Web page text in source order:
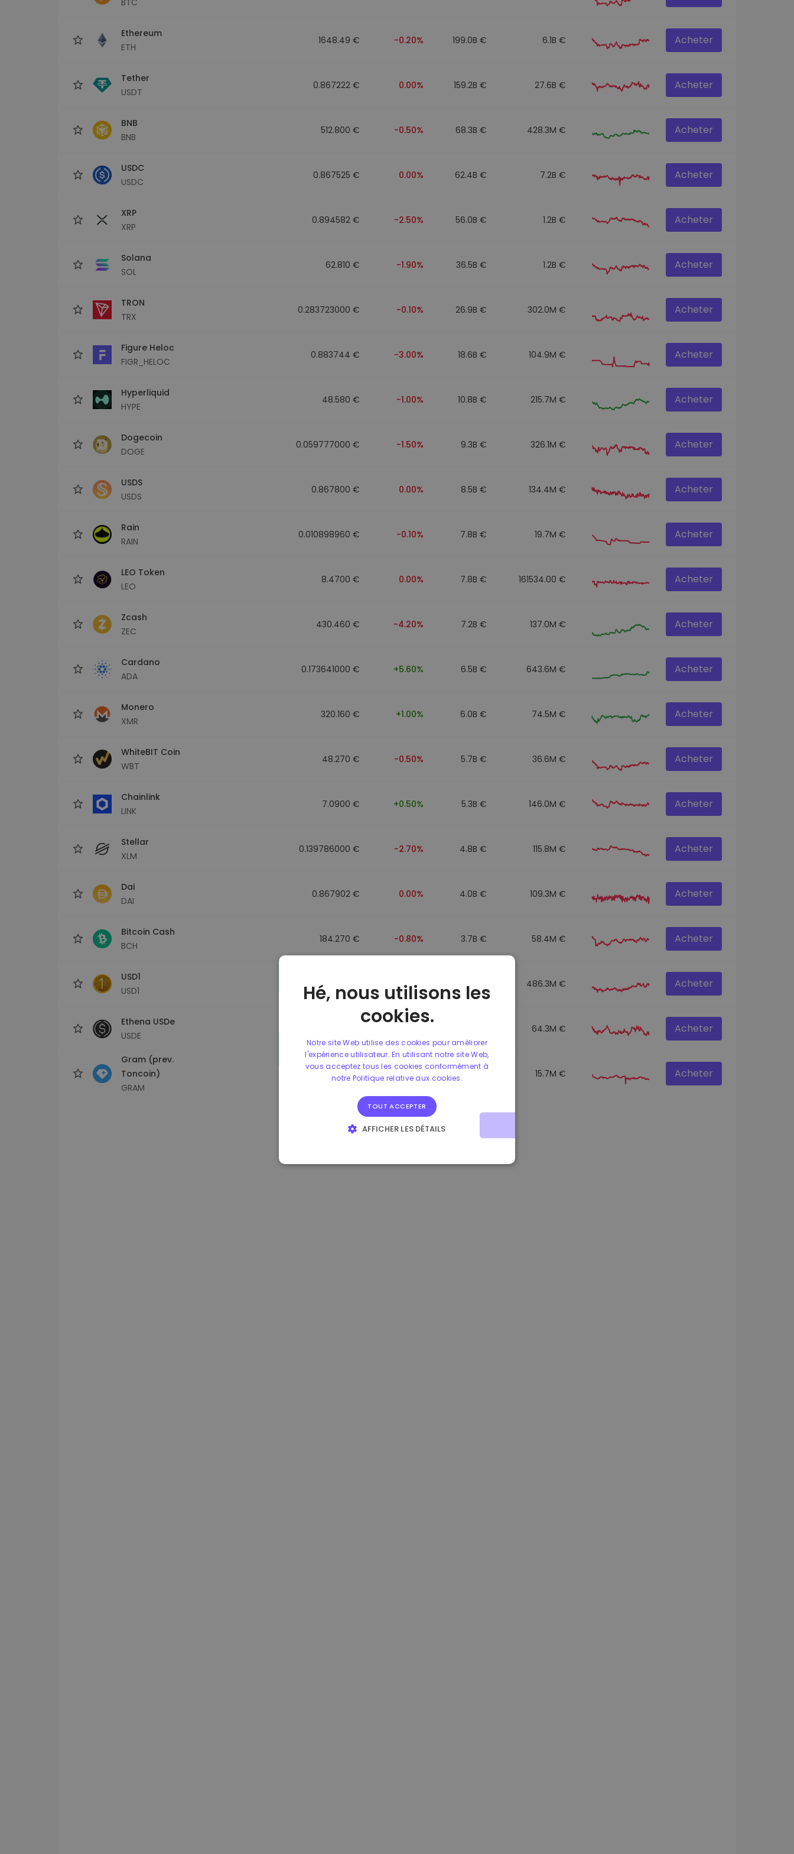
Ethereum
ETH
1648.49 € -0.20% 199.0B € 6.1B € Acheter
Tether
USDT
0.867222 € 0.00% 159.2B € 27.6B € Acheter
BNB
BNB
512.800 € -0.50% 68.3B € 428.3M € Acheter
USDC
USDC
0.867525 € 0.00% 62.4B € 7.2B € Acheter
XRP
XRP
0.894582 € -2.50% 56.0B € 1.2B € Acheter
Solana
SOL
62.810 € -1.90% 36.5B € 1.2B € Acheter
TRON
TRX
0.283723000 € -0.10% 26.9B € 302.0M € Acheter
Figure Heloc
FIGR_HELOC
0.883744 € -3.00% 18.6B € 104.9M € Acheter
Hyperliquid
HYPE
48.580 € -1.00% 10.8B € 215.7M € Acheter
Dogecoin
DOGE
0.059777000 € -1.50% 9.3B € 326.1M € Acheter
USDS
USDS
0.867800 € 0.00% 8.5B € 134.4M € Acheter
Rain
RAIN
0.010898960 € -0.10% 7.8B € 19.7M € Acheter
LEO Token
LEO
8.4700 € 0.00% 7.8B € 161534.00 € Acheter
Zcash
ZEC
430.460 € -4.20% 7.2B € 137.0M € Acheter
Cardano
ADA
0.173641000 € +5.60% 6.5B € 643.6M € Acheter
Monero
XMR
320.160 € +1.00% 6.0B € 74.5M € Acheter
WhiteBIT Coin
WBT
48.270 € -0.50% 5.7B € 36.6M € Acheter
Chainlink
LINK
7.0900 € +0.50% 5.3B € 146.0M € Acheter
Stellar
XLM
0.139786000 € -2.70% 4.8B € 115.8M € Acheter
Dai
DAI
0.867902 € 0.00% 4.0B € 109.3M € Acheter
Bitcoin Cash
BCH
184.270 € -0.80% 3.7B € 58.4M € Acheter
USD1
USD1
0.867510 € 0.00% 3.5B € 486.3M € Acheter
Ethena USDe
USDE
64.3M € Acheter
Gram (prev.
Toncoin)
GRAM
1.190000 € -2.10% 15.7M € Acheter
Hé, nous utilisons les
cookies.
Notre site Web utilise des cookies pour améliorer
l'expérience utilisateur. En utilisant notre site Web,
vous acceptez tous les cookies conformément à
notre Politique relative aux cookies.
TOUT ACCEPTER
AFFICHER LES DÉTAILS